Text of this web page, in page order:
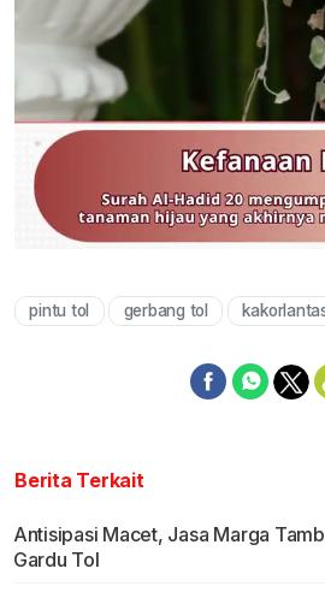
pintu tol gerbang tol
Berita Terkait
Antisipasi Macet, Jasa Marga
Gardu Tol